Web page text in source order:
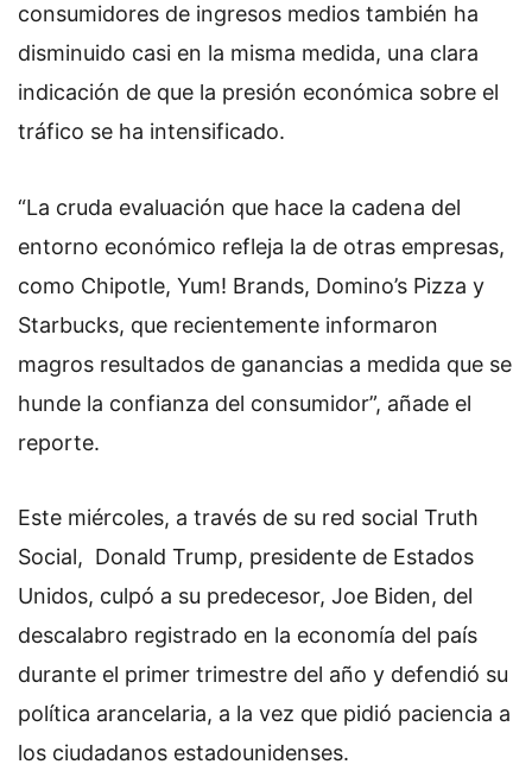
consumidores de ingresos medios también ha
disminuido casi en la misma medida, una clara
indicación de que la presión económica sobre el
tráfico se ha intensificado.
“La cruda evaluación que hace la cadena del
entorno económico refleja la de otras empresas,
como Chipotle, Yum! Brands, Domino’s Pizza y
Starbucks, que recientemente informaron
magros resultados de ganancias a medida que se
hunde la confianza del consumidor”, añade el
reporte.
Este miércoles, a través de su red social Truth
Social, Donald Trump, presidente de Estados
Unidos, culpó a su predecesor, Joe Biden, del
descalabro registrado en la economía del país
durante el primer trimestre del año y defendió su
política arancelaria, a la vez que pidió paciencia a
los ciudadanos estadounidenses.